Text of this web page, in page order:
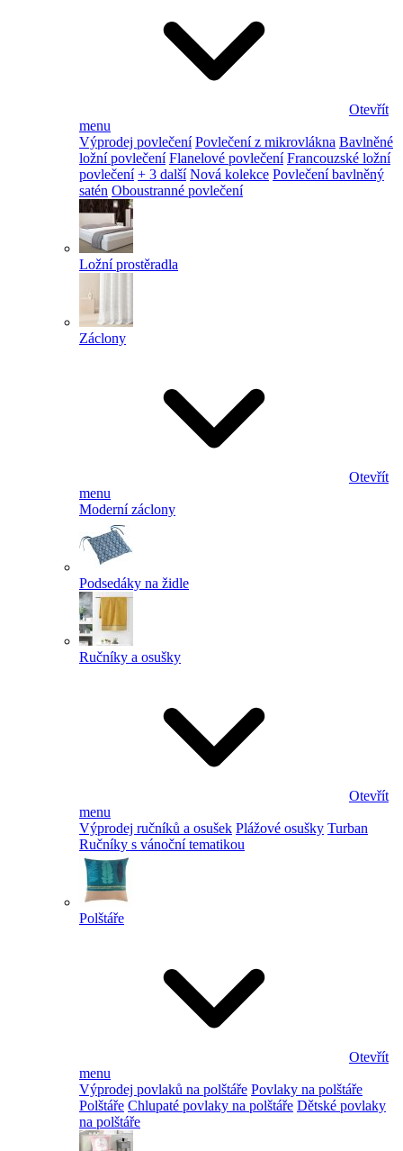
Otevřít
menu
Výprodej povlečení Povlečení z mikrovlákna Bavlněné
ložní povlečení Flanelové povlečení Francouzské ložní
povlečení + 3 další Nová kolekce Povlečení bavlněný
satén Oboustranné povlečení
Ložní prostěradla
Záclony
Otevřít
menu
Moderní záclony
Podsedáky na židle
Ručníky a osušky
Otevřít
menu
Výprodej ručníků a osušek Plážové osušky Turban
Ručníky s vánoční tematikou
Polštáře
Otevřít
menu
Výprodej povlaků na polštáře Povlaky na polštáře
Polštáře Chlupaté povlaky na polštáře Dětské povlaky
na polštáře